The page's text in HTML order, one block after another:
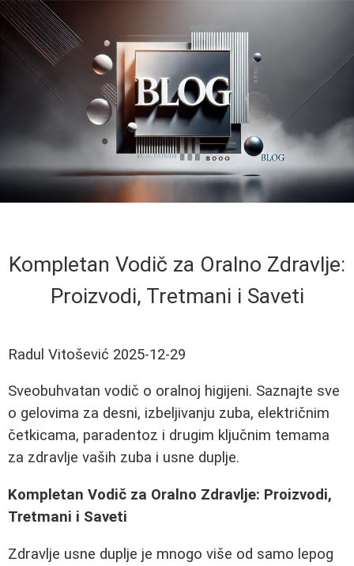
Kompletan Vodič za Oralno Zdravlje:
Proizvodi, Tretmani i Saveti
Radul Vitošević 2025-12-29
Sveobuhvatan vodič o oralnoj higijeni. Saznajte sve
o gelovima za desni, izbeljivanju zuba, električnim
četkicama, paradentoz i drugim ključnim temama
za zdravlje vaših zuba i usne duplje.
Kompletan Vodič za Oralno Zdravlje: Proizvodi,
Tretmani i Saveti
Zdravlje usne duplje je mnogo više od samo lepog